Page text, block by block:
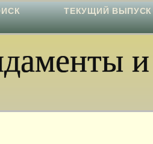
и
ТЕКУЩИЙ ВЫПУСК